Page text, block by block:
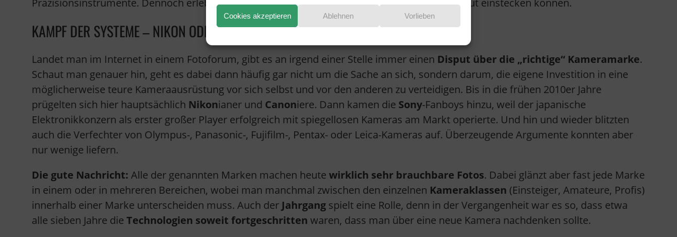
Cookies akzeptieren Ablehnen Vorlieben
Präzisionsinstrumente. Dennoch erleben sie häufig einen rauen Alltag. Sie müssen also auch gut einstecken können.
KAMPF DER SYSTEME – NIKON ODER CANON
Landet man im Internet in einem Fotoforum, gibt es an irgend einer Stelle immer einen Disput über die „richtige“ Kameramarke.
Schaut man genauer hin, geht es dabei dann häufig gar nicht um die Sache an sich, sondern darum, die eigene Investition in eine
möglicherweise teure Kameraausrüstung vor sich selbst und vor den anderen zu verteidigen. Bis in die frühen 2010er Jahre
prügelten sich hier hauptsächlich Nikonianer und Canoniere. Dann kamen die Sony-Fanboys hinzu, weil der japanische
Elektronikkonzern als erster großer Player erfolgreich mit spiegellosen Kameras am Markt operierte. Und hin und wieder blitzten
auch die Verfechter von Olympus-, Panasonic-, Fujifilm-, Pentax- oder Leica-Kameras auf. Überzeugende Argumente konnten aber
nur wenige liefern.
Die gute Nachricht: Alle der genannten Marken machen heute wirklich sehr brauchbare Fotos. Dabei glänzt aber fast jede Marke
in einem oder in mehreren Bereichen, wobei man manchmal zwischen den einzelnen Kameraklassen (Einsteiger, Amateure, Profis)
innerhalb einer Marke unterscheiden muss. Auch der Jahrgang spielt eine Rolle, denn in der Vergangenheit war es so, dass etwa
alle sieben Jahre die Technologien soweit fortgeschritten waren, dass man über eine neue Kamera nachdenken sollte.